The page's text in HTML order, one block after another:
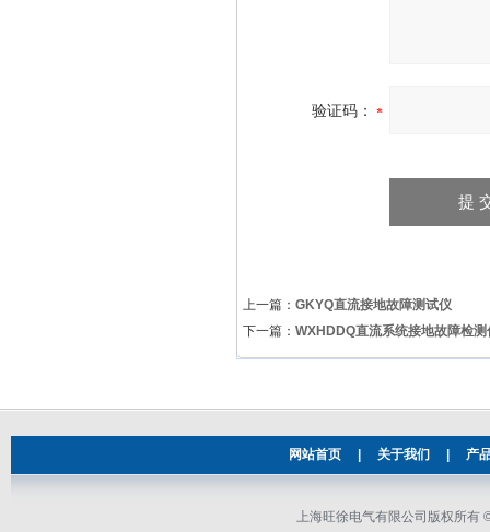
验证码：
上一篇： GKYQ直流接地故障测试仪
下一篇： WXHDDQ直流系统接地故障检测
网站首页 关于我们 产
上海旺徐电气有限公司版权所有